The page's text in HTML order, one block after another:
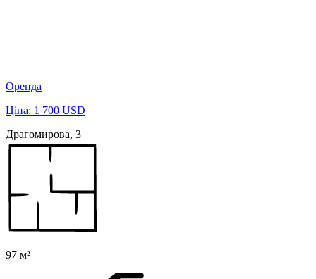
Оренда
Ціна: 1 700 USD
Драгомирова, 3
97 м²